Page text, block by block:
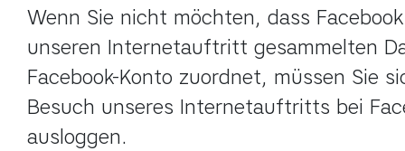
Wenn Sie nicht möchten, dass
unseren Internetauftritt gesammelten
Facebook-Konto zuordnet, müssen Sie
Besuch unseres Internetauftritts bei
ausloggen.